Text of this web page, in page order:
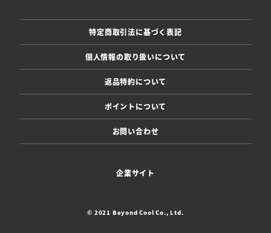
特定商取引法に基づく表記
個人情報の取り扱いについて
返品特約について
ポイントについて
お問い合わせ
企業サイト
© 2021 Beyond Cool Co., Ltd.